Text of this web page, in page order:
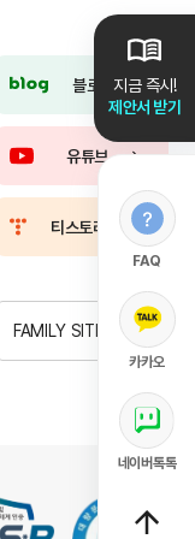
지금 즉시!
제안서 받기
FAQ
카카오
네이버톡톡
블로그
유튜브
티스토리
FAMILY SITE